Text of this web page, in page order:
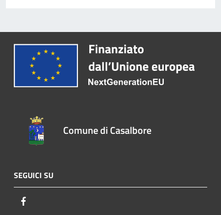
Comune di Casalbore
SEGUICI SU